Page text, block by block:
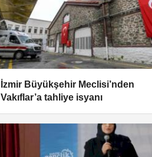
İzmir Büyükşehir Meclisi’nden
Vakıflar’a tahliye isyanı